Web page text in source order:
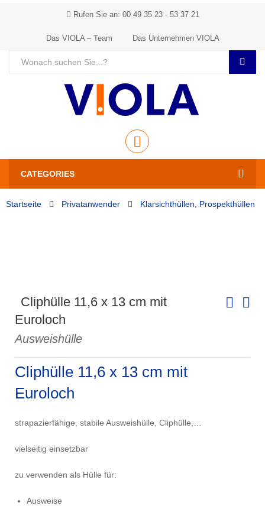
Rufen Sie an: 00 49 35 23 - 53 37 21
Das VIOLA – Team Das Unternehmen VIOLA
CATEGORIES
Startseite Privatanwender Klarsichthüllen, Prospekthüllen
Cliphülle 11,6 x 13 cm mit
Euroloch
Ausweishülle
Cliphülle 11,6 x 13 cm mit
Euroloch
strapazierfähige, stabile Ausweishülle, Cliphülle,…
vielseitig einsetzbar
zu verwenden als Hülle für:
Ausweise